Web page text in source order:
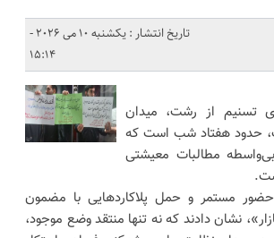
تاریخ انتشار : یکشنبه 10 می 2026 -
15:14
تسنیم از رشت، میدان
حدود هفتاد شب است که
مطالبات معیشتی
حضور مستمر و حمل پلاکاردهایی با مضمون
نشان دادند که نه تنها منتقد وضع موجود،